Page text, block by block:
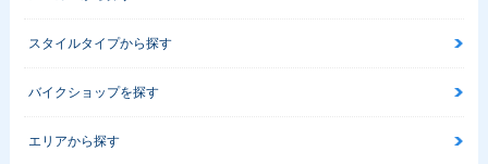
スタイルタイプから探す
バイクショップを探す
エリアから探す